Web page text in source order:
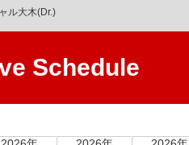
ル大木(Dr.)
Schedule